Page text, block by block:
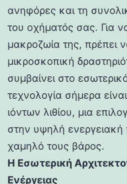
ανηφόρες και τη
του οχήματός σας. Για
μακροζωία της, πρέπει
μικροσκοπική
συμβαίνει στο
τεχνολογία σήμερα
ιόντων λιθίου, μια
στην υψηλή ενεργειακή
χαμηλό τους βάρος.
Η Εσωτερική
Ενέργειας